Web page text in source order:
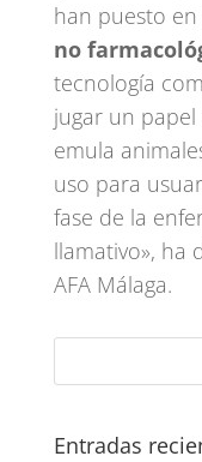
han puesto
no
tecnología
jugar un
emula
uso para
fase de la
llamativo», ha
AFA Málaga.
Entradas